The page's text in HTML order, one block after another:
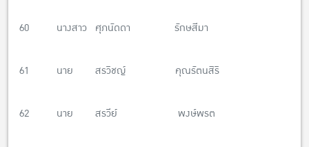
60 นางสาว ศุภนัดดา รักษสีมา
61 นาย สรวิชญ์ คุณรัตนสิริ
62 นาย สรวีย์ พงษ์พรต